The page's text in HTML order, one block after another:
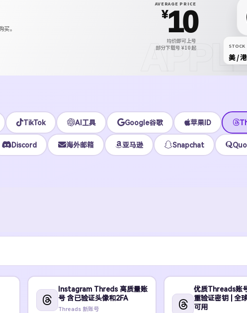
。
AVERAGE PRICE
¥10
均价即可上号
部分下载号 ¥10 起
STOCK
美 /
TikTok AI工具 Google谷歌 苹果ID
Discord 海外邮箱 亚马逊 Snapchat
Instagram Threds 高质量账
号 含已验证头像和2FA
Threads 新账号
优质Threads账
重验证密钥 | 全
可用